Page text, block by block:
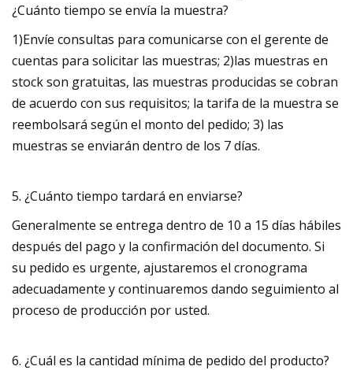
¿Cuánto tiempo se envía la muestra?
1)Envíe consultas para comunicarse con el gerente de
cuentas para solicitar las muestras; 2)las muestras en
stock son gratuitas, las muestras producidas se cobran
de acuerdo con sus requisitos; la tarifa de la muestra se
reembolsará según el monto del pedido; 3) las
muestras se enviarán dentro de los 7 días.
5. ¿Cuánto tiempo tardará en enviarse?
Generalmente se entrega dentro de 10 a 15 días hábiles
después del pago y la confirmación del documento. Si
su pedido es urgente, ajustaremos el cronograma
adecuadamente y continuaremos dando seguimiento al
proceso de producción por usted.
6. ¿Cuál es la cantidad mínima de pedido del producto?